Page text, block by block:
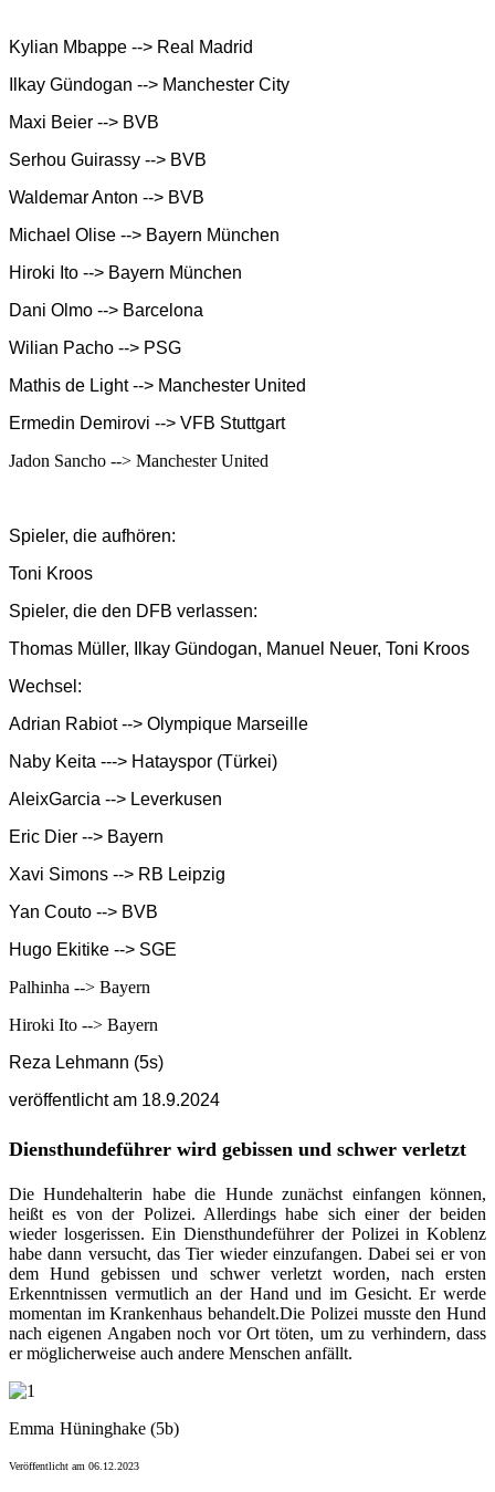
Kylian Mbappe --> Real Madrid
Ilkay Gündogan --> Manchester City
Maxi Beier --> BVB
Serhou Guirassy --> BVB
Waldemar Anton --> BVB
Michael Olise --> Bayern München
Hiroki Ito --> Bayern München
Dani Olmo --> Barcelona
Wilian Pacho --> PSG
Mathis de Light --> Manchester United
Ermedin Demirovi --> VFB Stuttgart
Jadon Sancho --> Manchester United
Spieler, die aufhören:
Toni Kroos
Spieler, die den DFB verlassen:
Thomas Müller, Ilkay Gündogan, Manuel Neuer, Toni Kroos
Wechsel:
Adrian Rabiot --> Olympique Marseille
Naby Keita ---> Hatayspor (Türkei)
AleixGarcia --> Leverkusen
Eric Dier --> Bayern
Xavi Simons --> RB Leipzig
Yan Couto --> BVB
Hugo Ekitike --> SGE
Palhinha --> Bayern
Hiroki Ito --> Bayern
Reza Lehmann (5s)
veröffentlicht am 18.9.2024
Diensthundeführer wird gebissen und schwer verletzt
Die Hundehalterin habe die Hunde zunächst einfangen können,
heißt es von der Polizei. Allerdings habe sich einer der beiden
wieder losgerissen. Ein Diensthundeführer der Polizei in Koblenz
habe dann versucht, das Tier wieder einzufangen. Dabei sei er von
dem Hund gebissen und schwer verletzt worden, nach ersten
Erkenntnissen vermutlich an der Hand und im Gesicht. Er werde
momentan im Krankenhaus behandelt.Die Polizei musste den Hund
nach eigenen Angaben noch vor Ort töten, um zu verhindern, dass
er möglicherweise auch andere Menschen anfällt.
Emma Hüninghake (5b)
Veröffentlicht am 06.12.2023